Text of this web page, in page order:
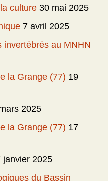
culture 30 mai 2025
7 avril 2025
invertébrés au MNHN
la Grange (77) 19
2025
la Grange (77) 17
janvier 2025
du Bassin